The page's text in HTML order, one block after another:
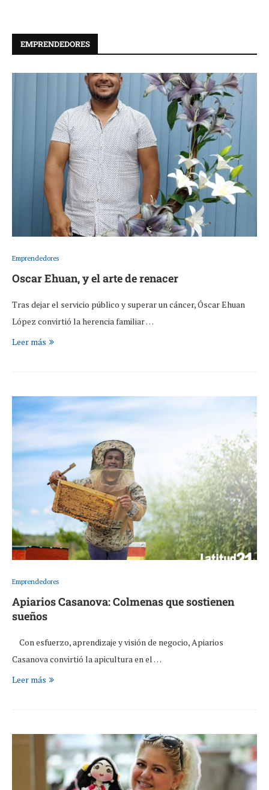
EMPRENDEDORES
Emprendedores
Oscar Ehuan, y el arte de renacer
Tras dejar el servicio público y superar un cáncer, Óscar Ehuan
López convirtió la herencia familiar …
Leer más
Emprendedores
Apiarios Casanova: Colmenas que sostienen
sueños
Con esfuerzo, aprendizaje y visión de negocio, Apiarios
Casanova convirtió la apicultura en el …
Leer más